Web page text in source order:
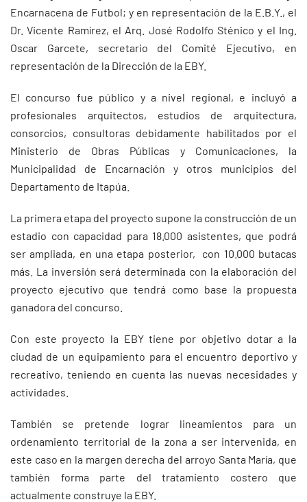
Encarnacena de Futbol; y en representación de la E.B.Y., el
Dr. Vicente Ramírez, el Arq. José Rodolfo Sténico y el Ing.
Oscar Garcete, secretario del Comité Ejecutivo, en
representación de la Dirección de la EBY.
El concurso fue público y a nivel regional, e incluyó a
profesionales arquitectos, estudios de arquitectura,
consorcios, consultoras debidamente habilitados por el
Ministerio de Obras Públicas y Comunicaciones, la
Municipalidad de Encarnación y otros municipios del
Departamento de Itapúa.
La primera etapa del proyecto supone la construcción de un
estadio con capacidad para 18.000 asistentes, que podrá
ser ampliada, en una etapa posterior, con 10.000 butacas
más. La inversión será determinada con la elaboración del
proyecto ejecutivo que tendrá como base la propuesta
ganadora del concurso.
Con este proyecto la EBY tiene por objetivo dotar a la
ciudad de un equipamiento para el encuentro deportivo y
recreativo, teniendo en cuenta las nuevas necesidades y
actividades.
También se pretende lograr lineamientos para un
ordenamiento territorial de la zona a ser intervenida, en
este caso en la margen derecha del arroyo Santa María, que
también forma parte del tratamiento costero que
actualmente construye la EBY.